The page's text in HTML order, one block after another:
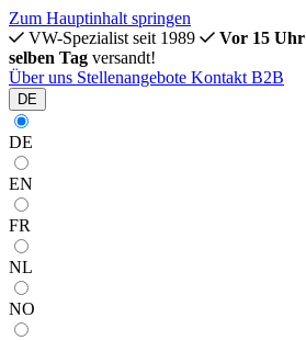
Zum Hauptinhalt springen
VW-Spezialist seit 1989
Vor 15 Uhr
selben Tag versandt!
Über uns Stellenangebote Kontakt B2B
DE
DE
EN
FR
NL
NO